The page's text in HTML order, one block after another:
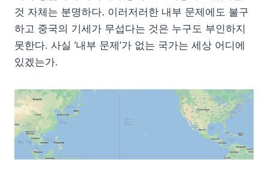
것 자체는 분명하다. 이러저러한 내부 문제에도 불구
하고 중국의 기세가 무섭다는 것은 누구도 부인하지
못한다. 사실 ‘내부 문제’가 없는 국가는 세상 어디에
있겠는가.